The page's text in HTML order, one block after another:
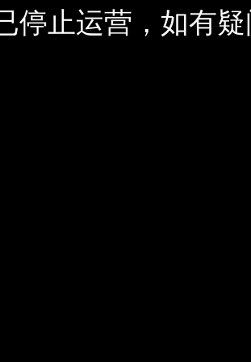
停止运营，如有